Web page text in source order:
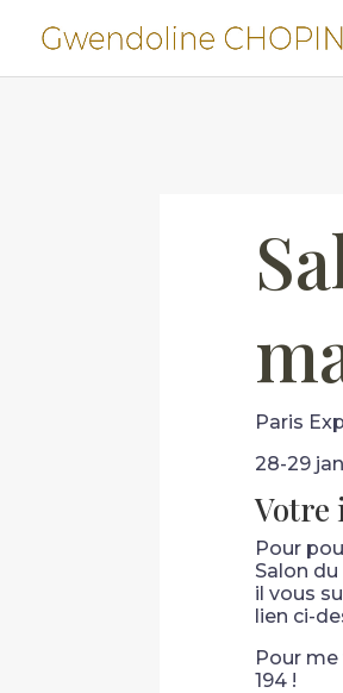
Paris
28-29
Votre
Pour
Salon
il vous
lien ci-
Pour me
194 !